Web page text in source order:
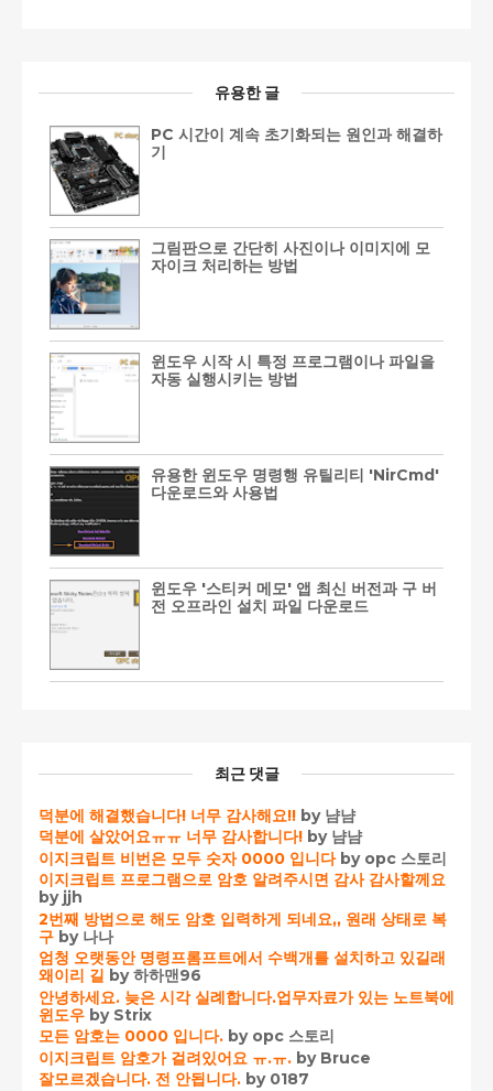
유용한 글
PC 시간이 계속 초기화되는 원인과 해결하
기
그림판으로 간단히 사진이나 이미지에 모
자이크 처리하는 방법
윈도우 시작 시 특정 프로그램이나 파일을
자동 실행시키는 방법
유용한 윈도우 명령행 유틸리티 'NirCmd'
다운로드와 사용법
윈도우 '스티커 메모' 앱 최신 버전과 구 버
전 오프라인 설치 파일 다운로드
최근 댓글
덕분에 해결했습니다! 너무 감사해요!! by 냠냠
덕분에 살았어요ㅠㅠ 너무 감사합니다! by 냠냠
이지크립트 비번은 모두 숫자 0000 입니다by opc 스토리
이지크립트 프로그램으로 암호 알려주시면 감사 감사할께요
by jjh
2번째 방법으로 해도 암호 입력하게 되네요,, 원래 상태로 복
구 by 나나
엄청 오랫동안 명령프롬프트에서 수백개를 설치하고 있길래
왜이리 길 by 하하맨96
안녕하세요. 늦은 시각 실례합니다.업무자료가 있는 노트북에
윈도우 by Strix
모든 암호는 0000 입니다. by opc 스토리
이지크립트 암호가 걸려있어요 ㅠ.ㅠ. by Bruce
잘모르겠습니다. 전 안됩니다. by 0187